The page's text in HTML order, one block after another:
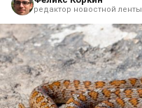
редактор новостной ленты